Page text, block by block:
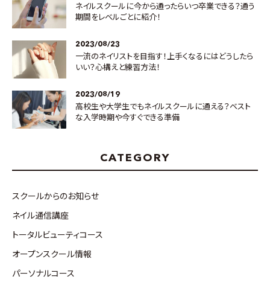
ネイルスクールに今から通ったらいつ卒業できる？通う
期間をレベルごとに紹介！
2023/08/23
一流のネイリストを目指す！上手くなるにはどうしたら
いい？心構えと練習方法！
2023/08/19
高校生や大学生でもネイルスクールに通える？ベスト
な入学時期や今すぐできる準備
CATEGORY
スクールからのお知らせ
ネイル通信講座
トータルビューティコース
オープンスクール情報
パーソナルコース